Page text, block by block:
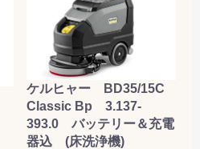
ケルヒャー BD35/15C
Classic Bp 3.137-
393.0 バッテリー＆充電
器込 (床洗浄機)